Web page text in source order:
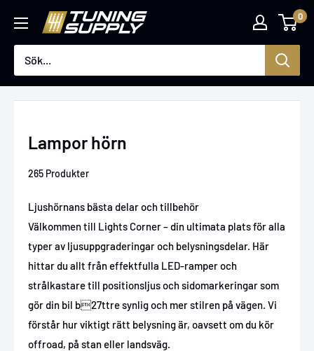
innehåll
Tuningsupply 0
Lampor hörn
265 Produkter
Ljushörnans bästa delar och tillbehör
Välkommen till Lights Corner – din ultimata plats för alla
typer av ljusuppgraderingar och belysningsdelar. Här
hittar du allt från effektfulla LED-ramper och
strålkastare till positionsljus och sidomarkeringar som
gör din bil b27ttre synlig och mer stilren på vägen. Vi
förstår hur viktigt rätt belysning är, oavsett om du kör
offroad, på stan eller landsväg.